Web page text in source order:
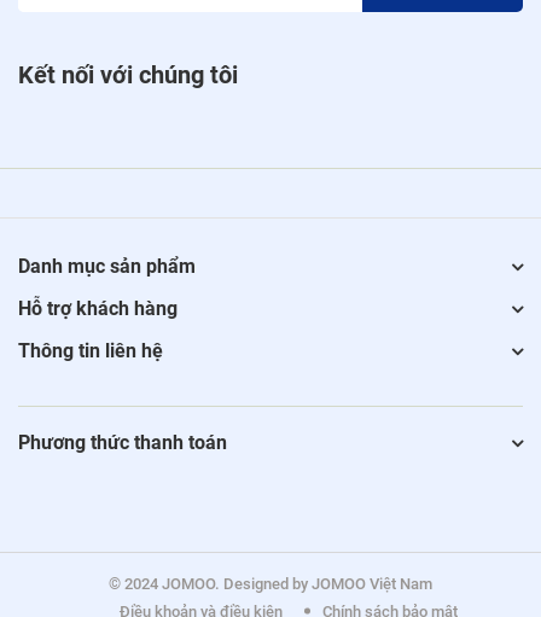
Kết nối với chúng tôi
Danh mục sản phẩm
Hỗ trợ khách hàng
Thông tin liên hệ
Phương thức thanh toán
© 2024 JOMOO. Designed by JOMOO Việt Nam
Điều khoản và điều kiện
Chính sách bảo mật